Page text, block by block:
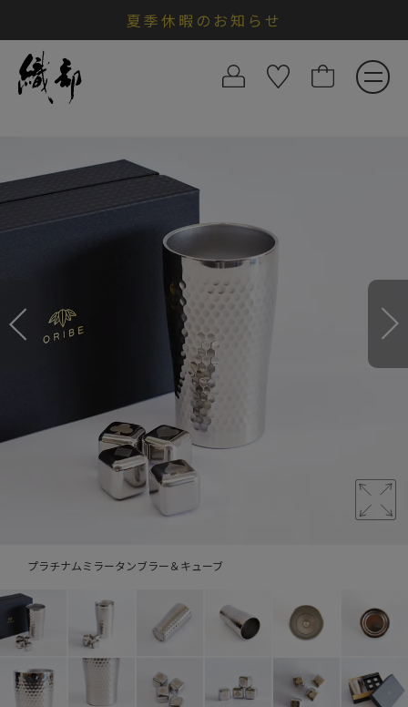
夏季休暇のお知らせ
プラチナムミラータンブラー＆キューブ